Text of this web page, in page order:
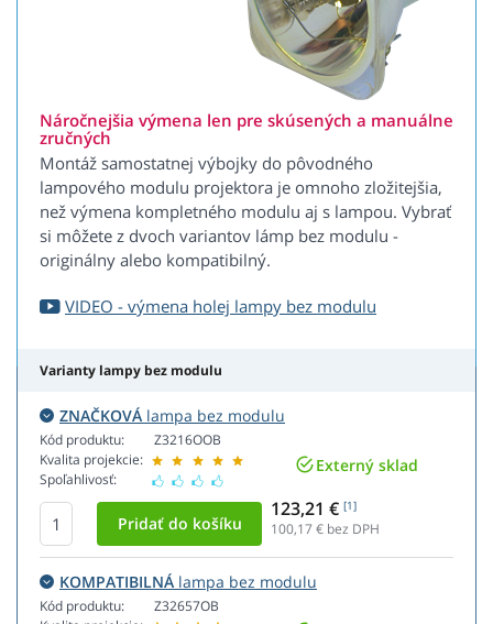
Náročnejšia výmena len pre skúsených a manuálne
zručných
Montáž samostatnej výbojky do pôvodného
lampového modulu projektora je omnoho zložitejšia,
než výmena kompletného modulu aj s lampou. Vybrať
si môžete z dvoch variantov lámp bez modulu -
originálny alebo kompatibilný.
VIDEO - výmena holej lampy bez modulu
Varianty lampy bez modulu
ZNAČKOVÁ lampa bez modulu
Kód produktu:
Kvalita projekcie:
Spoľahlivosť:
Z3216OOB
Externý sklad
123,21 € [1]
100,17 € bez DPH
KOMPATIBILNÁ lampa bez modulu
Kód produktu:
Z32657OB